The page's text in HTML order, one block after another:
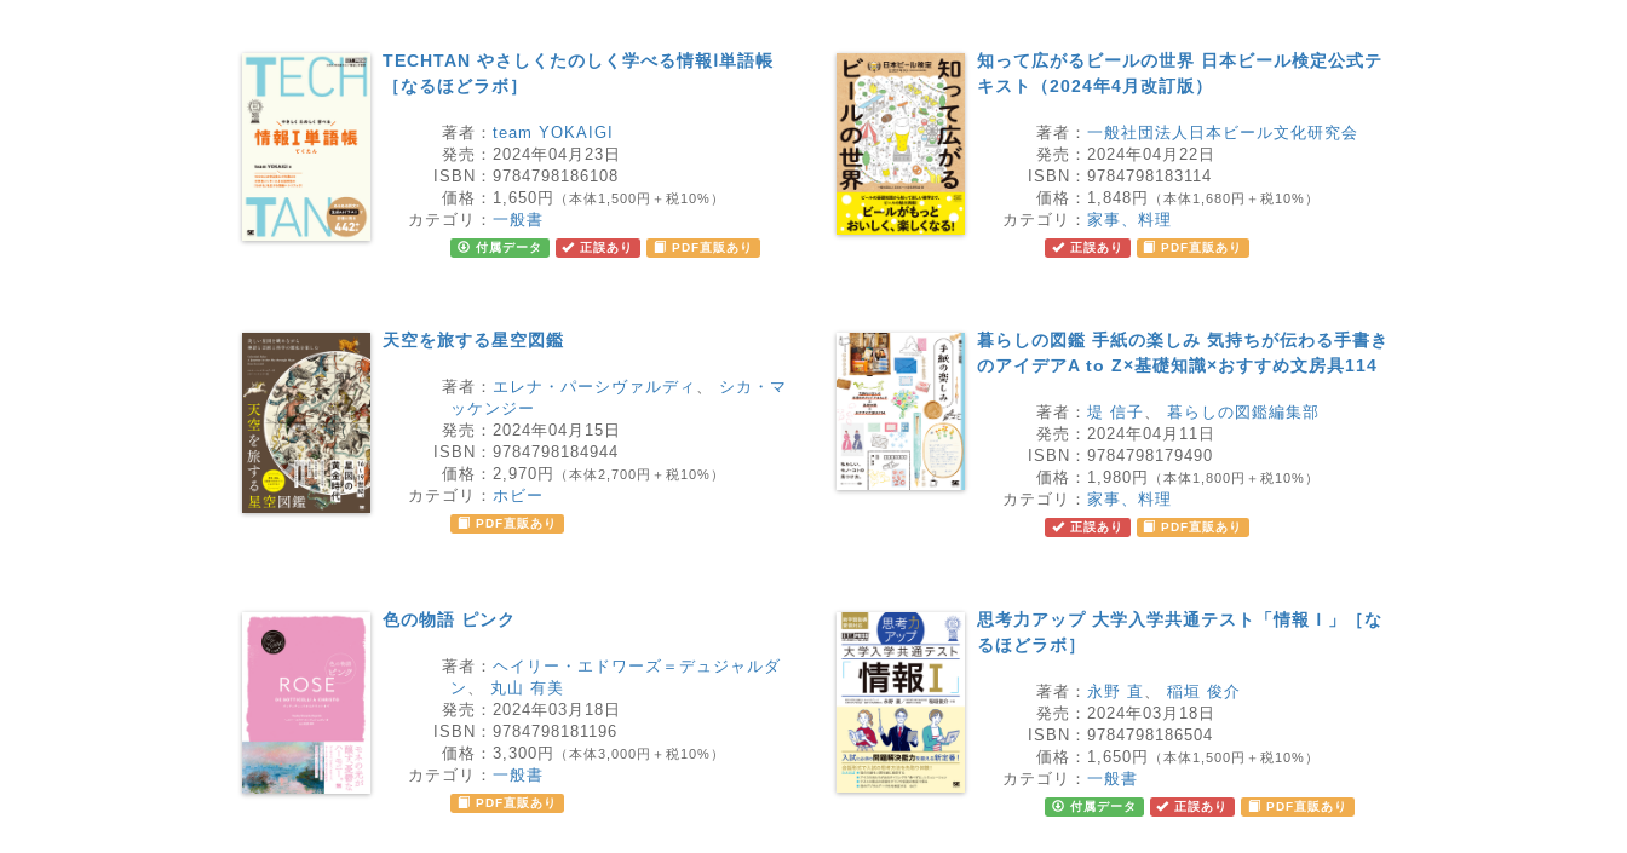
TECHTAN やさしくたのしく学べる情報Ⅰ単語帳
［なるほどラボ］
著者： team YOKAIGI
発売： 2024年04月23日
ISBN： 9784798186108
価格： 1,650円 （本体1,500円＋税10%）
カテゴリ： 一般書
付属データ 正誤あり PDF直販あり
知って広がるビールの世界 日本ビール検定公式テ
キスト（2024年4月改訂版）
著者： 一般社団法人日本ビール文化研究会
発売： 2024年04月22日
ISBN： 9784798183114
価格： 1,848円 （本体1,680円＋税10%）
カテゴリ： 家事、料理
正誤あり PDF直販あり
天空を旅する星空図鑑
著者： エレナ・パーシヴァルディ 、 シカ・マ
ッケンジー
発売： 2024年04月15日
ISBN： 9784798184944
価格： 2,970円 （本体2,700円＋税10%）
カテゴリ： ホビー
PDF直販あり
暮らしの図鑑 手紙の楽しみ 気持ちが伝わる手書き
のアイデアA to Z×基礎知識×おすすめ文房具114
著者： 堤 信子、 暮らしの図鑑編集部
発売： 2024年04月11日
ISBN： 9784798179490
価格： 1,980円 （本体1,800円＋税10%）
カテゴリ： 家事、料理
正誤あり PDF直販あり
色の物語 ピンク
著者： ヘイリー・エドワーズ＝デュジャルダ
ン 、 丸山 有美
発売： 2024年03月18日
ISBN： 9784798181196
価格： 3,300円 （本体3,000円＋税10%）
カテゴリ： 一般書
PDF直販あり
思考力アップ 大学入学共通テスト「情報Ｉ」［な
るほどラボ］
著者： 永野 直 、 稲垣 俊介
発売： 2024年03月18日
ISBN： 9784798186504
価格： 1,650円 （本体1,500円＋税10%）
カテゴリ： 一般書
付属データ 正誤あり PDF直販あり